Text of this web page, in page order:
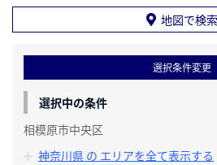
地図で検索
選択条件変更
選択中の条件
相模原市中央区
神奈川県 の エリアを全て表示する